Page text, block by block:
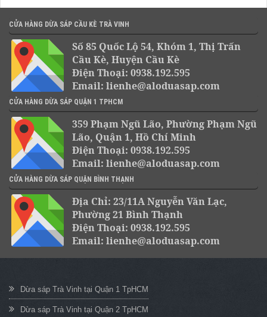
CỬA HÀNG DỪA SÁP CẦU KÈ TRÀ VINH
Số 85 Quốc Lộ 54, Khóm 1, Thị Trấn
Cầu Kè, Huyện Cầu Kè
Điện Thoại: 0938.192.595
Email: lienhe@aloduasap.com
CỬA HÀNG DỪA SÁP QUẬN 1 TPHCM
359 Phạm Ngũ Lão, Phường Phạm Ngũ
Lão, Quận 1, Hồ Chí Minh
Điện Thoại: 0938.192.595
Email: lienhe@aloduasap.com
CỬA HÀNG DỪA SÁP QUẬN BÌNH THẠNH
Địa Chỉ: 23/11A Nguyễn Văn Lạc,
Phường 21 Bình Thạnh
Điện Thoại: 0938.192.595
Email: lienhe@aloduasap.com
Dừa sáp Trà Vinh tại Quận 1 TpHCM
Dừa sáp Trà Vinh tại Quận 2 TpHCM